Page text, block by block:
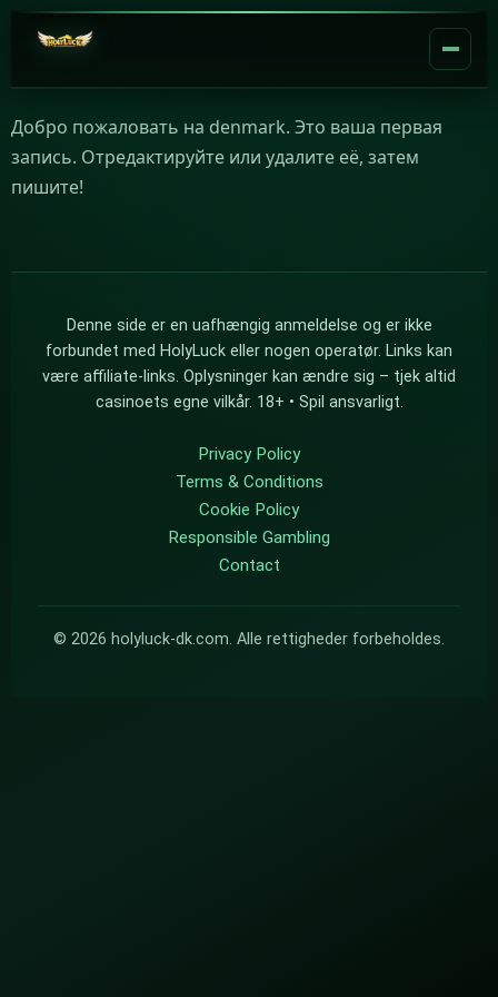
Добро пожаловать на denmark. Это ваша первая
запись. Отредактируйте или удалите её, затем
пишите!
Denne side er en uafhængig anmeldelse og er ikke
forbundet med HolyLuck eller nogen operatør. Links kan
være affiliate-links. Oplysninger kan ændre sig – tjek altid
casinoets egne vilkår. 18+ • Spil ansvarligt.
Privacy Policy
Terms & Conditions
Cookie Policy
Responsible Gambling
Contact
© 2026 holyluck-dk.com. Alle rettigheder forbeholdes.